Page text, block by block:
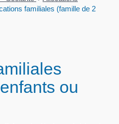
familiales (famille de 2
ou